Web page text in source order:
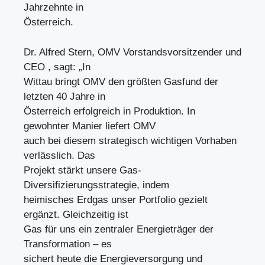
Jahrzehnte in
Österreich.
Dr. Alfred Stern, OMV Vorstandsvorsitzender und
CEO , sagt: „In
Wittau bringt OMV den größten Gasfund der
letzten 40 Jahre in
Österreich erfolgreich in Produktion. In
gewohnter Manier liefert OMV
auch bei diesem strategisch wichtigen Vorhaben
verlässlich. Das
Projekt stärkt unsere Gas-
Diversifizierungsstrategie, indem
heimisches Erdgas unser Portfolio gezielt
ergänzt. Gleichzeitig ist
Gas für uns ein zentraler Energieträger der
Transformation – es
sichert heute die Energieversorgung und